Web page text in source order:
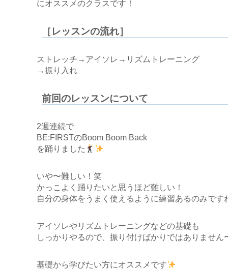
にオススメのクラスです！
［レッスンの流れ］
ストレッチ→アイソレ→リズムトレーニング
→振り入れ
前回のレッスンについて
2週連続で
BE:FIRSTのBoom Boom Back
を踊りました
いや〜難しい！笑
かっこよく踊りたいと思うほど難しい！
自分の身体をうまく使えるように練習あるのみで
アイソレやリズムトレーニングなどの基礎も
しっかりやるので、振り付けばかりではありません
基礎から学びたい方にオススメです